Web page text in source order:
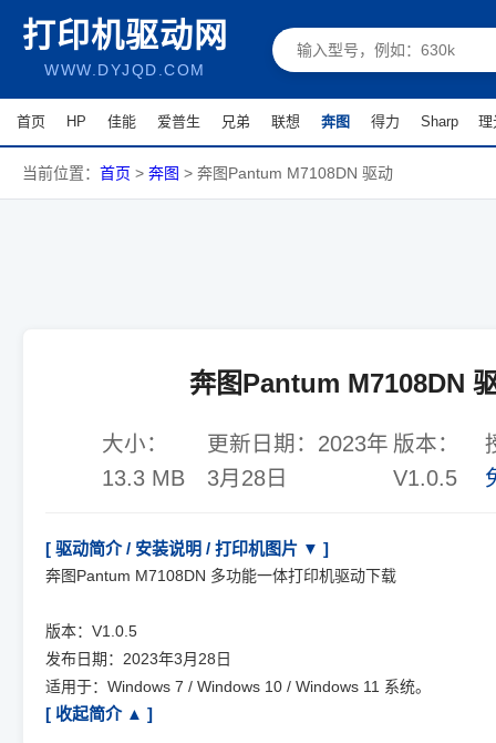
打印机驱动网
WWW.DYJQD.COM
首页 HP 佳能 爱普生 兄弟 联想 奔图 得力 Sharp 理
当前位置： 首页 > 奔图 > 奔图Pantum M7108DN 驱动
奔图Pantum M7108DN
大小：
13.3 MB
更新日期： 2023年
3月28日
版本：
V1.0.5
[ 驱动简介 / 安装说明 / 打印机图片 ▼ ]
奔图Pantum M7108DN 多功能一体打印机驱动下载
版本：V1.0.5
发布日期：2023年3月28日
适用于：Windows 7 / Windows 10 / Windows 11 系统。
[ 收起简介 ▲ ]